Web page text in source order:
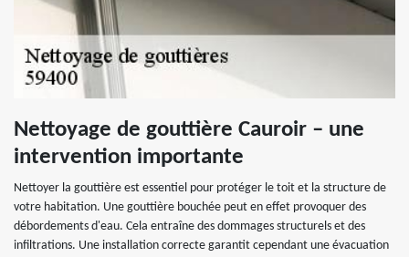
Nettoyage de gouttière Cauroir – une
intervention importante
Nettoyer la gouttière est essentiel pour protéger le toit et la structure de
votre habitation. Une gouttière bouchée peut en effet provoquer des
débordements d'eau. Cela entraîne des dommages structurels et des
infiltrations. Une installation correcte garantit cependant une évacuation